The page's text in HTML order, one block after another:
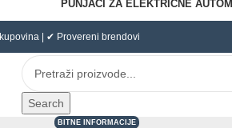
PUNJAČI ZA ELEKTRIČNE
| ✔ Provereni brendovi
Search
BITNE INFORMACIJE